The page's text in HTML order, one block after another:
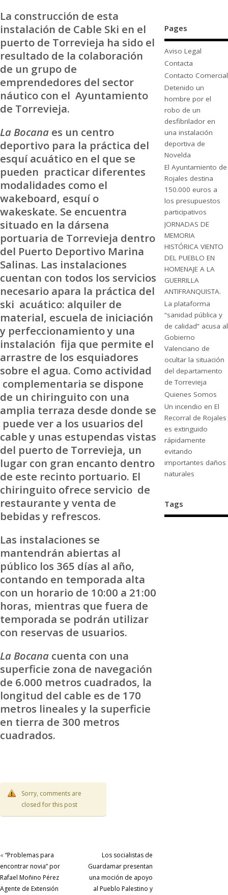
La construcción de esta
instalación de Cable Ski en el
puerto de Torrevieja ha sido el
resultado de la colaboración
de un grupo de
emprendedores del sector
náutico con el Ayuntamiento
de Torrevieja.
La Bocana es un centro
deportivo para la práctica del
esquí acuático en el que se
pueden practicar diferentes
modalidades como el
wakeboard, esquí o
wakeskate. Se encuentra
situado en la dársena
portuaria de Torrevieja dentro
del Puerto Deportivo Marina
Salinas. Las instalaciones
cuentan con todos los servicios
necesario apara la práctica del
ski acuático: alquiler de
material, escuela de iniciación
y perfeccionamiento y una
instalación fija que permite el
arrastre de los esquiadores
sobre el agua. Como actividad
complementaria se dispone
de un chiringuito con una
amplia terraza desde donde se
puede ver a los usuarios del
cable y unas estupendas vistas
del puerto de Torrevieja, un
lugar con gran encanto dentro
de este recinto portuario. El
chiringuito ofrece servicio de
restaurante y venta de
bebidas y refrescos.
Las instalaciones se
mantendrán abiertas al
público los 365 días al año,
contando en temporada alta
con un horario de 10:00 a 21:00
horas, mientras que fuera de
temporada se podrán utilizar
con reservas de usuarios.
La Bocana cuenta con una
superficie zona de navegación
de 6.000 metros cuadrados, la
longitud del cable es de 170
metros lineales y la superficie
en tierra de 300 metros
cuadrados.
Sorry, comments are
closed for this post
« “Problemas para
encontrar novia” por
Rafael Moñino Pérez
Agente de Extensión
Los socialistas de
Guardamar presentan
una moción de apoyo
al Pueblo Palestino y
Pages
Aviso Legal
Contacta
Contacto Comercial
Detenido un
hombre por el
robo de un
desfibrilador en
una instalación
deportiva de
Novelda
El Ayuntamiento de
Rojales destina
150.000 euros a
los presupuestos
participativos
JORNADAS DE
MEMORIA
HISTÓRICA VIENTO
DEL PUEBLO EN
HOMENAJE A LA
GUERRILLA
ANTIFRANQUISTA.
La plataforma
“sanidad pública y
de calidad” acusa al
Gobierno
Valenciano de
ocultar la situación
del departamento
de Torrevieja
Quienes Somos
Un incendio en El
Recorral de Rojales
es extinguido
rápidamente
evitando
importantes daños
naturales
Tags